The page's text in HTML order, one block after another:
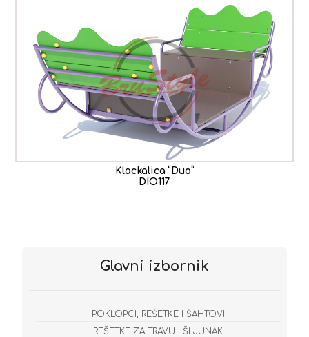
Klackalica “Duo”
DIO117
Glavni izbornik
POKLOPCI, REŠETKE I ŠAHTOVI
REŠETKE ZA TRAVU I ŠLJUNAK